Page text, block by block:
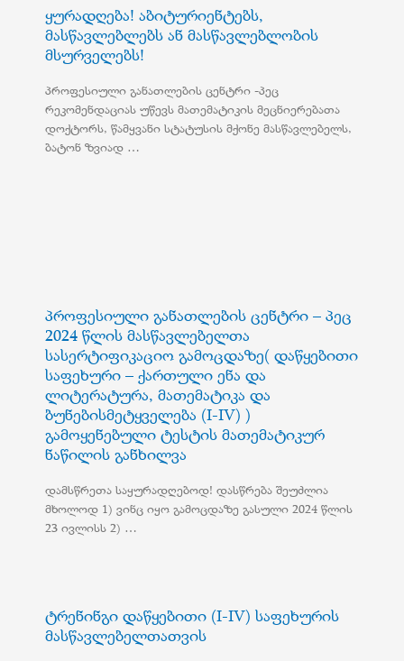
ყურადღება! აბიტურიენტებს,
მასწავლებლებს ან მასწავლებლობის
მსურველებს!
პროფესიული განათლების ცენტრი -პეც
რეკომენდაციას უწევს მათემატიკის მეცნიერებათა
დოქტორს, წამყვანი სტატუსის მქონე მასწავლებელს,
ბატონ ზვიად …
პროფესიული განათლების ცენტრი – პეც
2024 წლის მასწავლებელთა
სასერტიფიკაციო გამოცდაზე( დაწყებითი
საფეხური – ქართული ენა და
ლიტერატურა, მათემატიკა და
ბუნებისმეტყველება (I-IV) )
გამოყენებული ტესტის მათემატიკურ
ნაწილის განხილვა
დამსწრეთა საყურადღებოდ! დასწრება შეუძლია
მხოლოდ 1) ვინც იყო გამოცდაზე გასული 2024 წლის
23 ივლისს 2) …
ტრენინგი დაწყებითი (I-IV) საფეხურის
მასწავლებელთათვის